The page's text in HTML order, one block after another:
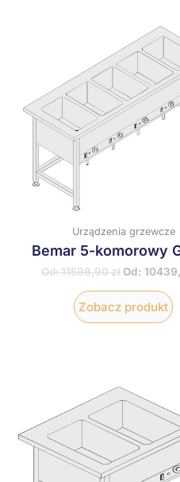
Urządzenia grzewcze
Bemar 5-komorowy
Od:11598,90zł Od:
Zobacz produkt